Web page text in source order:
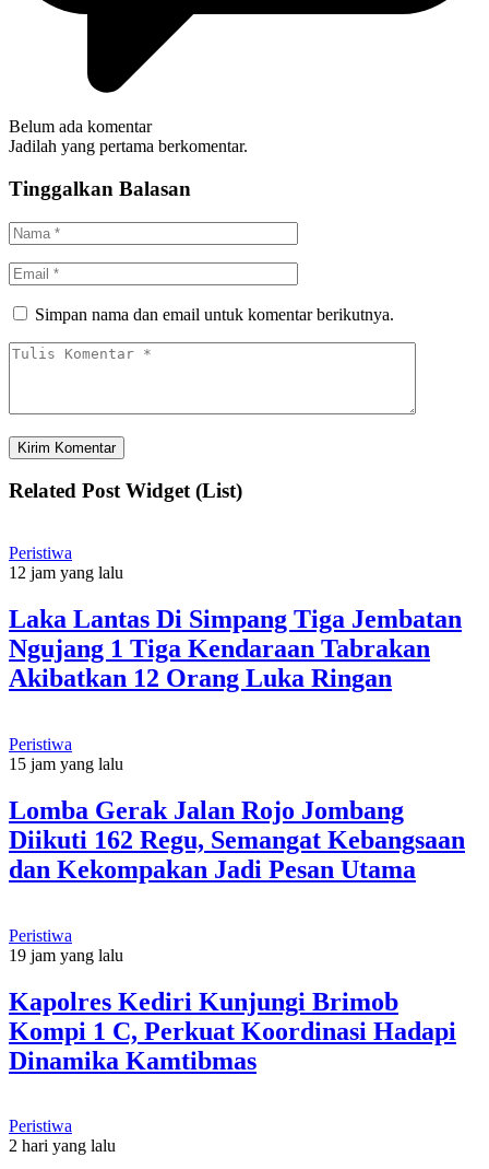
Belum ada komentar
Jadilah yang pertama berkomentar.
Tinggalkan Balasan
Simpan nama dan email untuk komentar berikutnya.
Related Post Widget (List)
Peristiwa
12 jam yang lalu
Laka Lantas Di Simpang Tiga Jembatan
Ngujang 1 Tiga Kendaraan Tabrakan
Akibatkan 12 Orang Luka Ringan
Peristiwa
15 jam yang lalu
Lomba Gerak Jalan Rojo Jombang
Diikuti 162 Regu, Semangat Kebangsaan
dan Kekompakan Jadi Pesan Utama
Peristiwa
19 jam yang lalu
Kapolres Kediri Kunjungi Brimob
Kompi 1 C, Perkuat Koordinasi Hadapi
Dinamika Kamtibmas
Peristiwa
2 hari yang lalu